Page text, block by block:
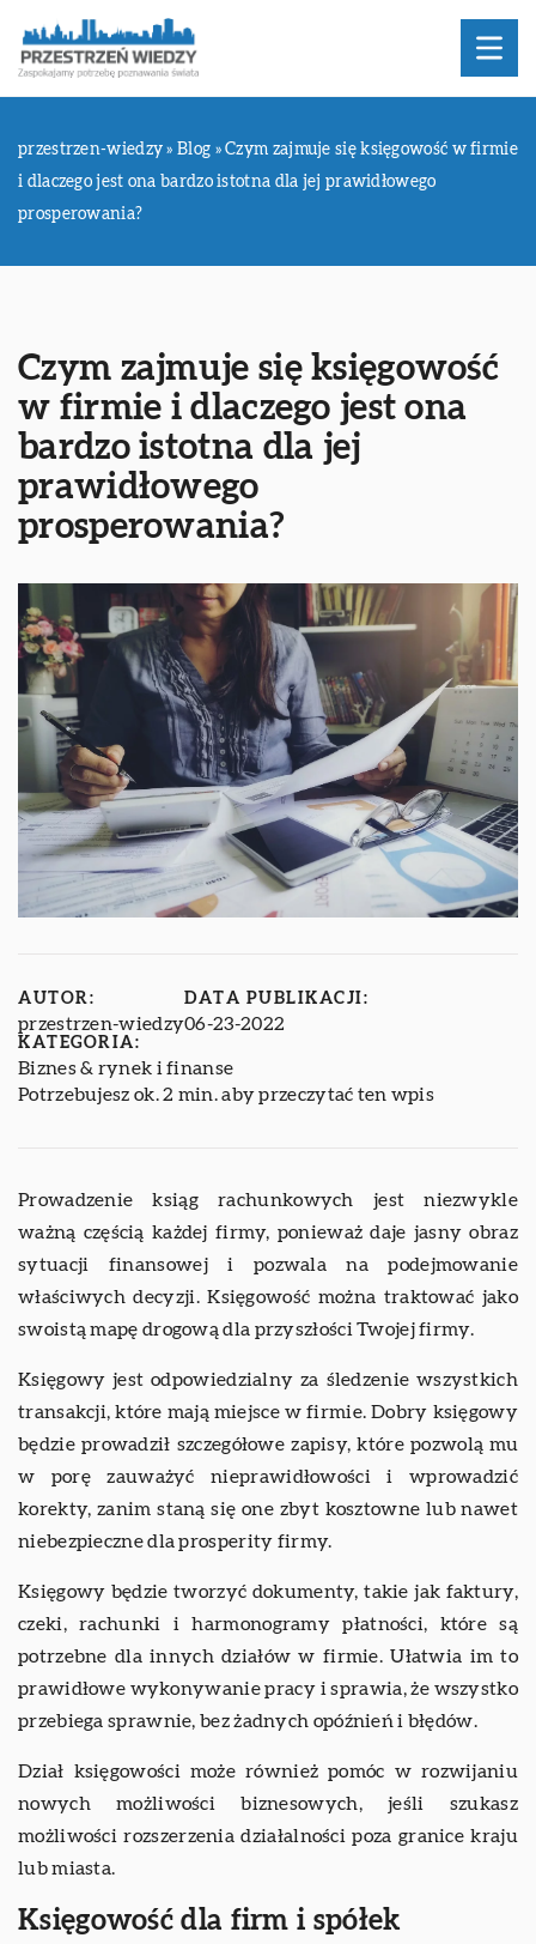
przestrzen-wiedzy »Blog »Czym zajmuje się księgowość w firmie
i dlaczego jest ona bardzo istotna dla jej prawidłowego
prosperowania?
Czym zajmuje się księgowość
w firmie i dlaczego jest ona
bardzo istotna dla jej
prawidłowego
prosperowania?
AUTOR:
przestrzen-wiedzy
DATA PUBLIKACJI:
06-23-2022
KATEGORIA:
Biznes & rynek i finanse
Potrzebujesz ok. 2 min. aby przeczytać ten wpis
Prowadzenie ksiąg rachunkowych jest niezwykle
ważną częścią każdej firmy, ponieważ daje jasny obraz
sytuacji finansowej i pozwala na podejmowanie
właściwych decyzji. Księgowość można traktować jako
swoistą mapę drogową dla przyszłości Twojej firmy.
Księgowy jest odpowiedzialny za śledzenie wszystkich
transakcji, które mają miejsce w firmie. Dobry księgowy
będzie prowadził szczegółowe zapisy, które pozwolą mu
w porę zauważyć nieprawidłowości i wprowadzić
korekty, zanim staną się one zbyt kosztowne lub nawet
niebezpieczne dla prosperity firmy.
Księgowy będzie tworzyć dokumenty, takie jak faktury,
czeki, rachunki i harmonogramy płatności, które są
potrzebne dla innych działów w firmie. Ułatwia im to
prawidłowe wykonywanie pracy i sprawia, że wszystko
przebiega sprawnie, bez żadnych opóźnień i błędów.
Dział księgowości może również pomóc w rozwijaniu
nowych możliwości biznesowych, jeśli szukasz
możliwości rozszerzenia działalności poza granice kraju
lub miasta.
Księgowość dla firm i spółek